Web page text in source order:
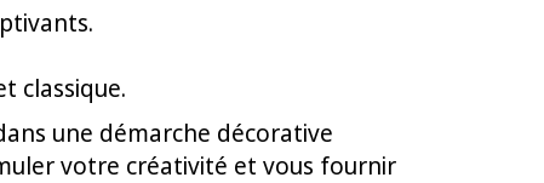
classique.
une démarche décorative
votre créativité et vous fournir